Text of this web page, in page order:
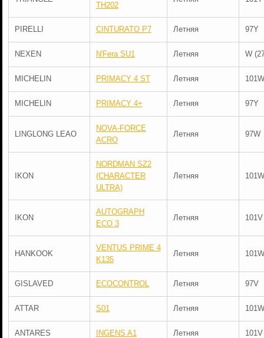
TH202
PIRELLI CINTURATO P7 Летняя 97Y
NEXEN N'Fera SU1 Летняя W
MICHELIN PRIMACY 4 ST Летняя 101W
MICHELIN PRIMACY 4+ Летняя 97Y
LINGLONG LEAO
NOVA-FORCE
ACRO
Летняя 97W
IKON
NORDMAN SZ2
(CHARACTER
ULTRA)
Летняя 101W
IKON
AUTOGRAPH
ECO 3
Летняя 101V
HANKOOK
VENTUS PRIME 4
K135
Летняя 101W
GISLAVED ECOCONTROL Летняя 97V
ATTAR S01 Летняя 101W
ANTARES INGENS A1 Летняя 101V